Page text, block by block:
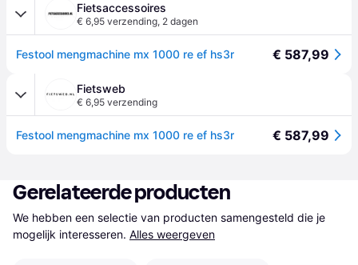
Fietsaccessoires
€ 6,95 verzending, 2 dagen
Festool mengmachine mx 1000 re ef hs3r € 587,99
Fietsweb
€ 6,95 verzending
Festool mengmachine mx 1000 re ef hs3r € 587,99
Gerelateerde producten
We hebben een selectie van producten samengesteld die je
mogelijk interesseren. Alles weergeven